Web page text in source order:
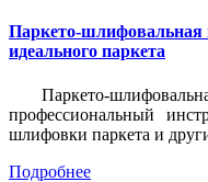
Паркето-
идеального паркета
Паркето-
профессиональный
шлифовки паркета и
Подробнее